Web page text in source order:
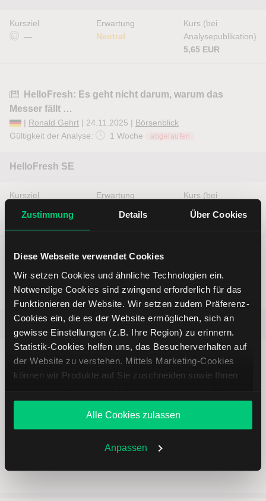
Zustimmung Details Über Cookies
Diese Webseite verwendet Cookies
Wir setzen Cookies und ähnliche Technologien ein.
Notwendige Cookies sind zwingend erforderlich für das
Funktionieren der Website. Wir setzen zudem Präferenz-
Cookies ein, die es der Website ermöglichen, sich an
gewisse Einstellungen (z.B. Ihre Region) zu erinnern.
Statistik-Cookies helfen uns, das Besucherverhalten auf
der Website zu verstehen. Mittels Marketing-Cookies
können wir Produkte auf Sie zuschneiden sowie Ihnen
Angebote unterbreiten. Sie entscheiden, welche Cookies
Sie zulassen oder ablehnen. Ihre Entscheidung können
Sie jederzeit in denCookie-Einstellungenändern.
Weitere Infos auch in unsererDatenschutzerklärung
Alle Cookies zulassen
Anpassen
Kursziel
—
Erwartung
Neutral
Kurs (bei
Analysepublikation)
5,65 EUR
HelloFresh: Es geht nicht darum, warum das
Messer fällt …
| Ronald Gehrt | 24.11.2025 | Börsenblick
Gültigkeit der Analyse:
1 Woche abgelaufen
HelloFresh SE
Kursziel
Erwartung
Kurs (bei
Analysepublikation)
| Ronald Gehrt| 31.10.2025 |Aktienanalysen
Gültigkeit der Analyse:
1 Woche abgelaufen
HelloFresh SE
Kursziel
—
Erwartung
Neutral
Kurs (bei
Analysepublikation)
7,15 EUR